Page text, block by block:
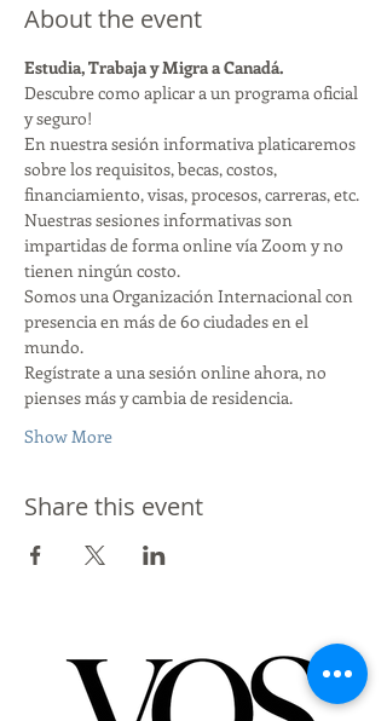
About the event
Estudia, Trabaja y Migra a Canadá.
Descubre como aplicar a un programa oficial
y seguro!
En nuestra sesión informativa platicaremos
sobre los requisitos, becas, costos,
financiamiento, visas, procesos, carreras, etc.
Nuestras sesiones informativas son
impartidas de forma online vía Zoom y no
tienen ningún costo.
Somos una Organización Internacional con
presencia en más de 60 ciudades en el
mundo.
Regístrate a una sesión online ahora, no
pienses más y cambia de residencia.
Show More
Share this event